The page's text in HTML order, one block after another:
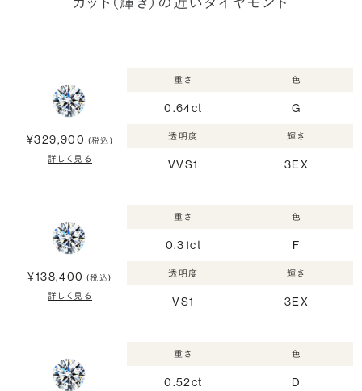
¥329,900 (税込)
詳しく見る
重さ
0.64ct
色
G
透明度
VVS1
輝き
3EX
¥138,400 (税込)
詳しく見る
重さ
0.31ct
色
F
透明度
VS1
輝き
3EX
重さ
0.52ct
色
D